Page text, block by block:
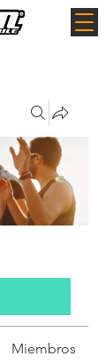
Miembros